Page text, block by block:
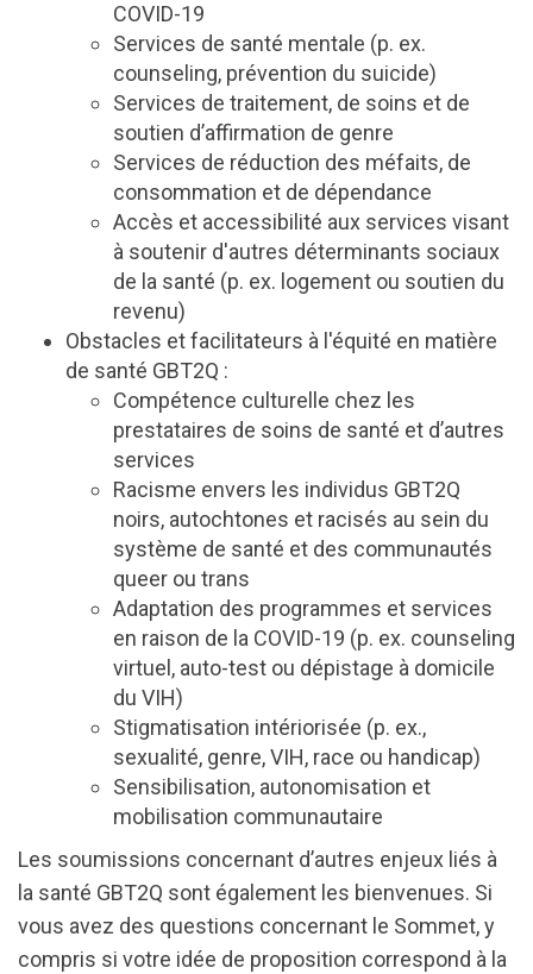
COVID-19
Services de santé mentale (p. ex.
counseling, prévention du suicide)
Services de traitement, de soins et de
soutien d’affirmation de genre
Services de réduction des méfaits, de
consommation et de dépendance
Accès et accessibilité aux services visant
à soutenir d'autres déterminants sociaux
de la santé (p. ex. logement ou soutien du
revenu)
Obstacles et facilitateurs à l'équité en matière
de santé GBT2Q :
Compétence culturelle chez les
prestataires de soins de santé et d’autres
services
Racisme envers les individus GBT2Q
noirs, autochtones et racisés au sein du
système de santé et des communautés
queer ou trans
Adaptation des programmes et services
en raison de la COVID-19 (p. ex. counseling
virtuel, auto-test ou dépistage à domicile
du VIH)
Stigmatisation intériorisée (p. ex.,
sexualité, genre, VIH, race ou handicap)
Sensibilisation, autonomisation et
mobilisation communautaire
Les soumissions concernant d’autres enjeux liés à
la santé GBT2Q sont également les bienvenues. Si
vous avez des questions concernant le Sommet, y
compris si votre idée de proposition correspond à la